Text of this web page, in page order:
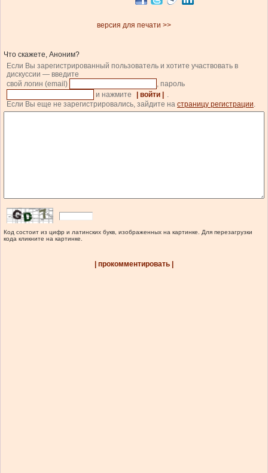
версия для печати >>
Что скажете, Аноним?
Если Вы зарегистрированный пользователь и хотите участвовать в
дискуссии — введите
свой логин (email)
, пароль
и нажмите
| войти |
.
Если Вы еще не зарегистрировались, зайдите на страницу регистрации.
Код состоит из цифр и латинских букв, изображенных на картинке. Для перезагрузки
кода кликните на картинке.
| прокомментировать |